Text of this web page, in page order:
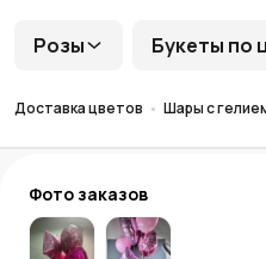
Розы Букеты по
Доставка цветов Шары с
Фото заказов